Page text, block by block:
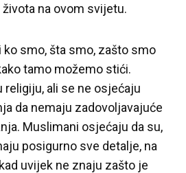
na ovom svijetu.
ko smo, šta smo, zašto smo
tamo možemo stići.
ali se ne osjećaju
da nemaju zadovoljavajuće
Muslimani osjećaju da su,
posigurno sve detalje, na
uvijek ne znaju zašto je